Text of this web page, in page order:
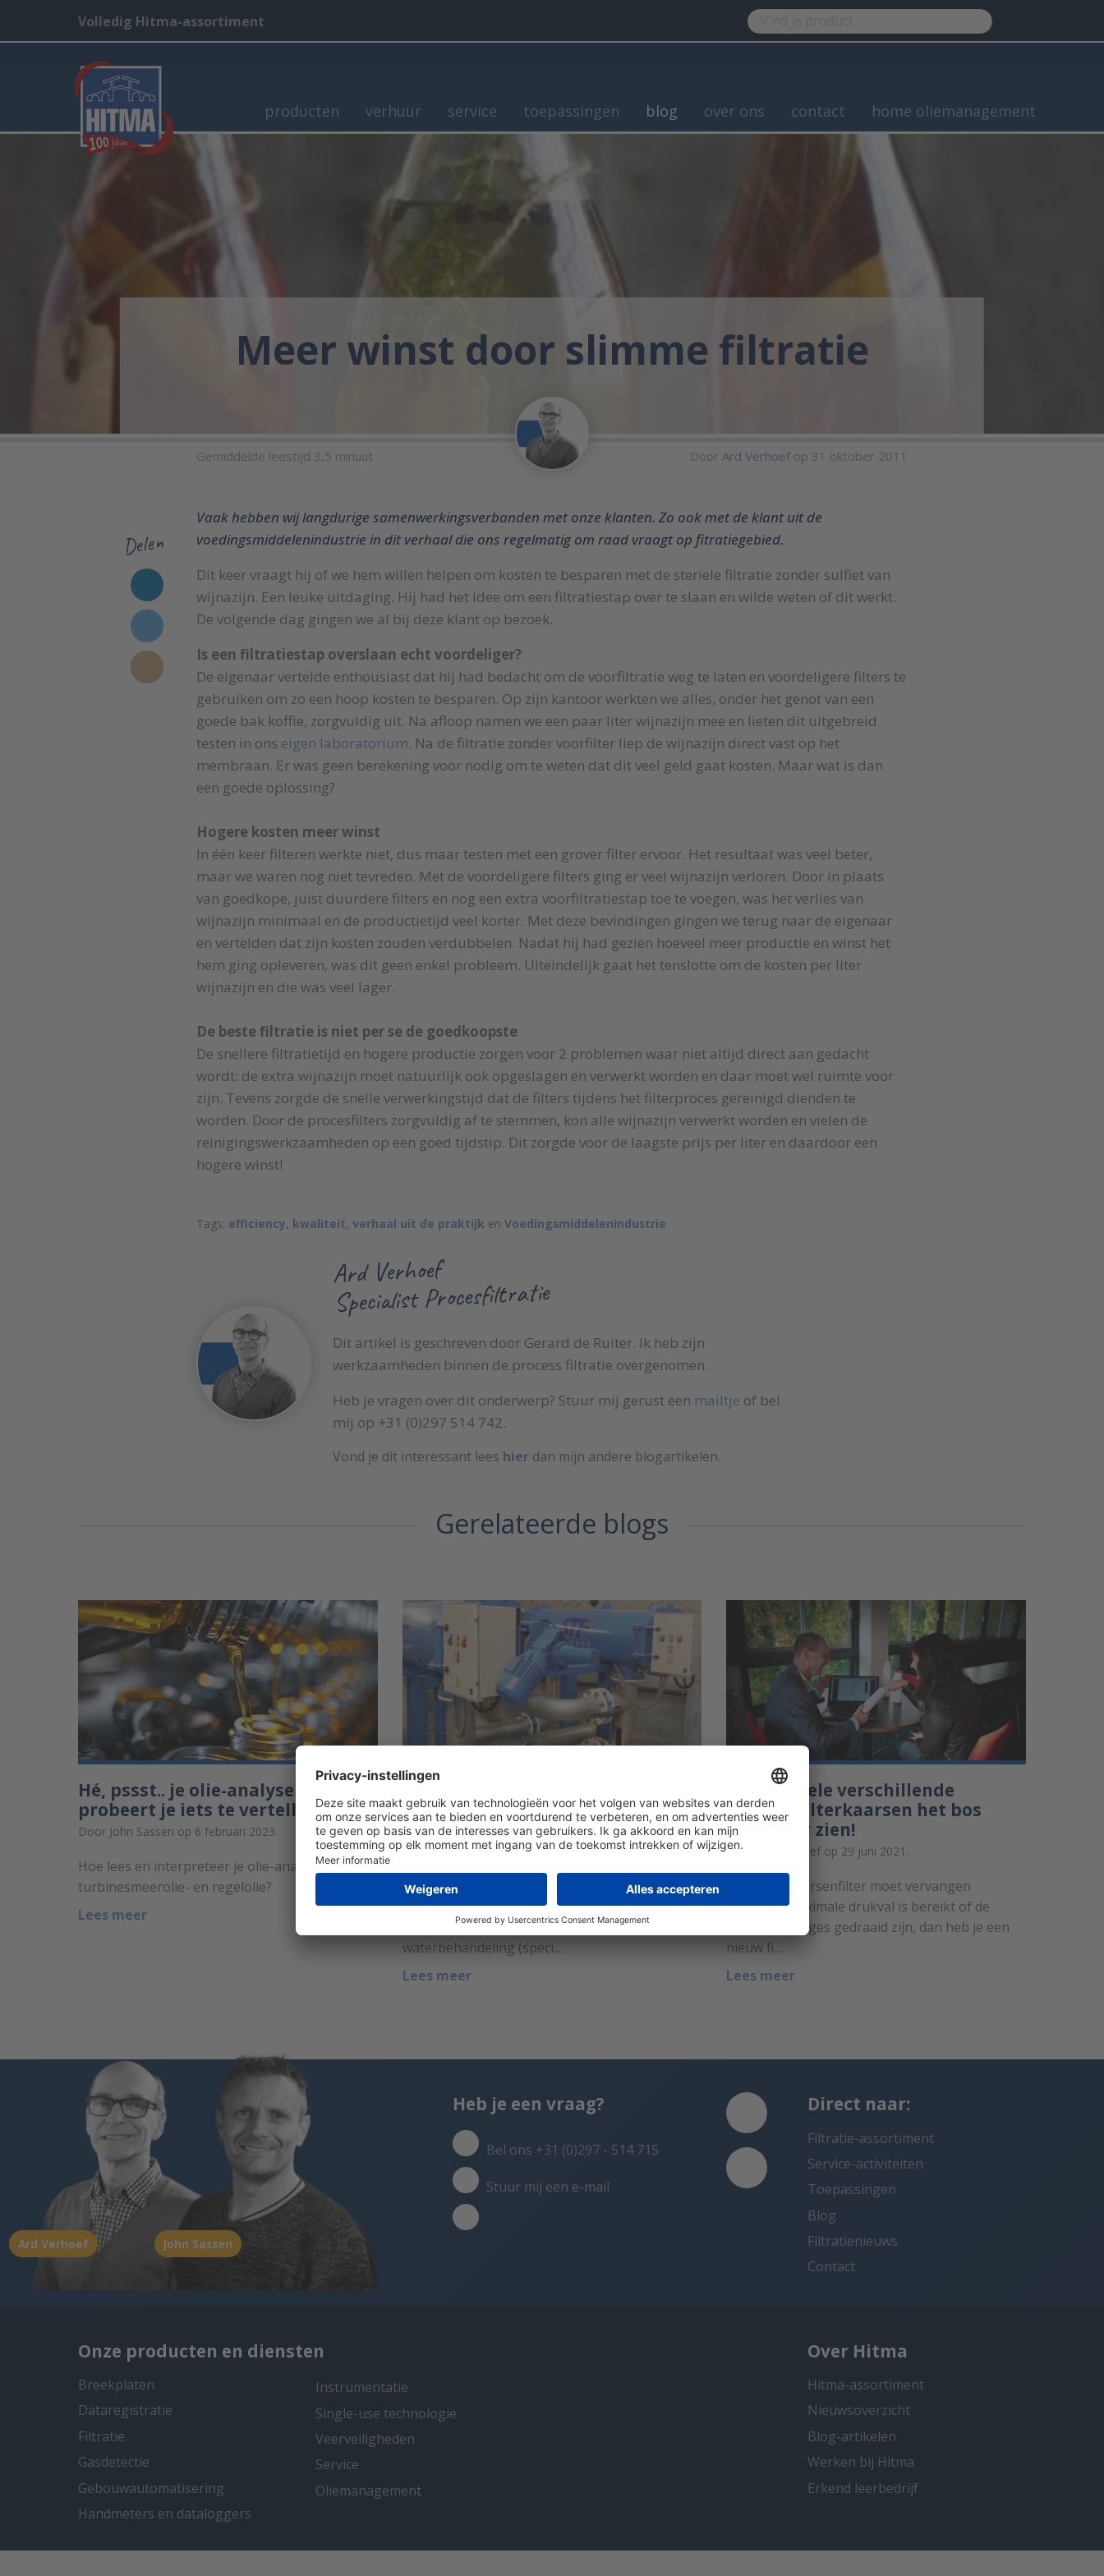
Volledig Hitma-assortiment
producten verhuur service toepassingen blog over ons contact home oliemanagement
Meer winst door slimme filtratie
Gemiddelde leestijd 3,5 minuut Door Ard Verhoefop 31 oktober 2011
Delen
Vaak hebben wij langdurige samenwerkingsverbanden met onze klanten. Zo ook met de klant uit de
voedingsmiddelenindustrie in dit verhaal die ons regelmatig om raad vraagt op fitratiegebied.
Dit keer vraagt hij of we hem willen helpen om kosten te besparen met de steriele filtratie zonder sulfiet van
wijnazijn. Een leuke uitdaging. Hij had het idee om een filtratiestap over te slaan en wilde weten of dit werkt.
De volgende dag gingen we al bij deze klant op bezoek.
Is een filtratiestap overslaan echt voordeliger?
De eigenaar vertelde enthousiast dat hij had bedacht om de voorfiltratie weg te laten en voordeligere filters te
gebruiken om zo een hoop kosten te besparen. Op zijn kantoor werkten we alles, onder het genot van een
goede bak koffie, zorgvuldig uit. Na afloop namen we een paar liter wijnazijn mee en lieten dit uitgebreid
testen in ons eigen laboratorium. Na de filtratie zonder voorfilter liep de wijnazijn direct vast op het
membraan. Er was geen berekening voor nodig om te weten dat dit veel geld gaat kosten. Maar wat is dan
een goede oplossing?
Hogere kosten meer winst
In één keer filteren werkte niet, dus maar testen met een grover filter ervoor. Het resultaat was veel beter,
maar we waren nog niet tevreden. Met de voordeligere filters ging er veel wijnazijn verloren. Door in plaats
van goedkope, juist duurdere filters en nog een extra voorfiltratiestap toe te voegen, was het verlies van
wijnazijn minimaal en de productietijd veel korter. Met deze bevindingen gingen we terug naar de eigenaar
en vertelden dat zijn kosten zouden verdubbelen. Nadat hij had gezien hoeveel meer productie en winst het
hem ging opleveren, was dit geen enkel probleem. Uiteindelijk gaat het tenslotte om de kosten per liter
wijnazijn en die was veel lager.
De beste filtratie is niet per se de goedkoopste
De snellere filtratietijd en hogere productie zorgen voor 2 problemen waar niet altijd direct aan gedacht
wordt: de extra wijnazijn moet natuurlijk ook opgeslagen en verwerkt worden en daar moet wel ruimte voor
zijn. Tevens zorgde de snelle verwerkingstijd dat de filters tijdens het filterproces gereinigd dienden te
worden. Door de procesfilters zorgvuldig af te stemmen, kon alle wijnazijn verwerkt worden en vielen de
reinigingswerkzaamheden op een goed tijdstip. Dit zorgde voor de laagste prijs per liter en daardoor een
hogere winst!
Tags: efficiency, kwaliteit,verhaal uit de praktijk enVoedingsmiddelenindustrie
Ard Verhoef
Specialist Procesfiltratie
Dit artikel is geschreven door Gerard de Ruiter. Ik heb zijn
werkzaamheden binnen de process filtratie overgenomen.
Heb je vragen over dit onderwerp? Stuur mij gerust een mailtje of bel
mij op +31 (0)297 514 742.
Vond je dit interessant lees hierdan mijn andere blogartikelen.
Gerelateerde blogs
Hé, pssst.. je olie-analyse
probeert je iets te vertellen
Door John Sassen op 6 februari 2023.
Hoe lees en interpreteer je olie-analyses voor
turbinesmeerolie- en regelolie?
Lees meer
6 dingen die je moet weten over
zelfreinigende filters voor
waterbehandeling
Door Ard Verhoef op 1 juni 2022.
Geautomatiseerde zelfreinigende
filtratiesystemen worden gebruikt voor
diverse applicaties die veel voorkomen bij
waterbehandeling (speci...
Lees meer
Door de vele verschillende
soorten filterkaarsen het bos
niet meer zien!
Door Ard Verhoef op 29 juni 2021.
Als je een kaarsenfilter moet vervangen
omdat de maximale drukval is bereikt of de
productiebadges gedraaid zijn, dan heb je een
nieuw fi...
Lees meer
Ard Verhoef John Sassen
Heb je een vraag?
Bel ons +31 (0)297 - 514 715
Stuur mij een e-mail
Direct naar:
Filtratie-assortiment
Service-activiteiten
Toepassingen
Blog
Filtratienieuws
Contact
Onze producten en diensten
Breekplaten
Dataregistratie
Filtratie
Gasdetectie
Gebouwautomatisering
Handmeters en dataloggers
Instrumentatie
Single-use technologie
Veerveiligheden
Service
Oliemanagement
Over Hitma
Hitma-assortiment
Nieuwsoverzicht
Blog-artikelen
Werken bij Hitma
Erkend leerbedrijf